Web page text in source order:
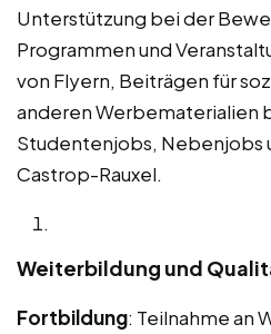
Unterstützung bei der
Programmen und
von Flyern, Beiträgen für
anderen Werbematerialien
Studentenjobs, Nebenjobs
Castrop-Rauxel.
Weiterbildung und
Fortbildung: Teilnahme an